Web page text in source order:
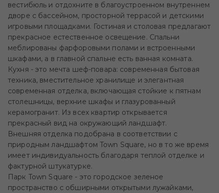
вестибюль и отдохните в благоустроенном внутреннем
дворе с бассейном, просторной террасой и детскими
игровыми площадками. Гостиная и столовая предлагают
прекрасное естественное освещение. Спальни
меблированы фарфоровыми полами и встроенными
шкафами, а в главной спальне есть ванная комната.
Кухня - это мечта шеф-повара: современная бытовая
техника, вместительное хранилище и элегантная
современная отделка, включающая стойкие к пятнам
столешницы, верхние шкафы и глазурованный
керамогранит. Из всех квартир открывается
прекрасный вид на окружающий ландшафт.
Внешняя отделка подобрана в соответствии с
природным ландшафтом Town Square, но в то же время
имеет индивидуальность благодаря теплой отделке и
фактурной штукатурке.
Парк Town Square - это городское зеленое
пространство с обширными открытыми лужайками,